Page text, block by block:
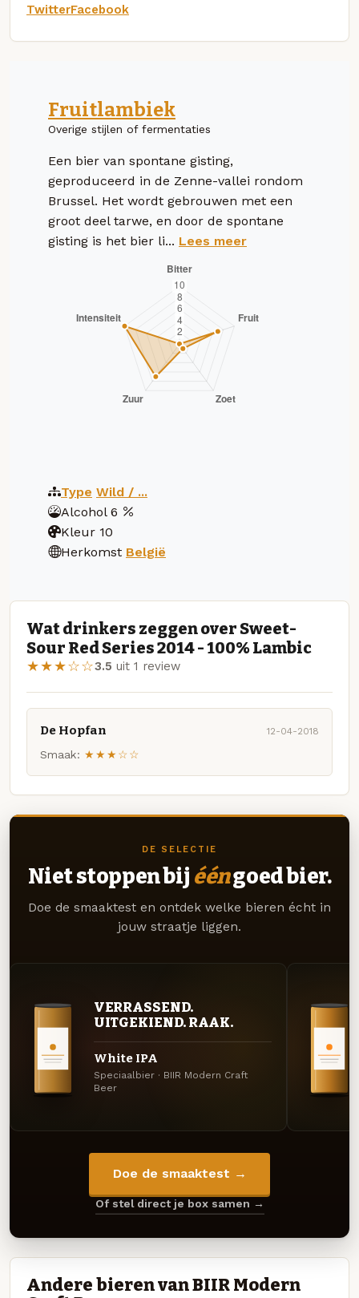
TwitterFacebook
Fruitlambiek
Overige stijlen of fermentaties
Een bier van spontane gisting,
geproduceerd in de Zenne-vallei rondom
Brussel. Het wordt gebrouwen met een
groot deel tarwe, en door de spontane
gisting is het bier li... Lees meer
Type Wild / ...
Alcohol 6
Kleur 10
Herkomst België
Wat drinkers zeggen over Sweet-
Sour Red Series 2014 - 100% Lambic
★★★☆☆3.5 uit 1 review
De Hopfan 12-04-2018
Smaak: ★★★☆☆
DE SELECTIE
Niet stoppen bij ééngoed bier.
Doe de smaaktest en ontdek welke bieren écht in
jouw straatje liggen.
VERRASSEND.
UITGEKIEND. RAAK.
White IPA
Speciaalbier · BIIR Modern Craft
Beer
Doe de smaaktest →
Of stel direct je box samen →
Andere bieren van BIIR Modern